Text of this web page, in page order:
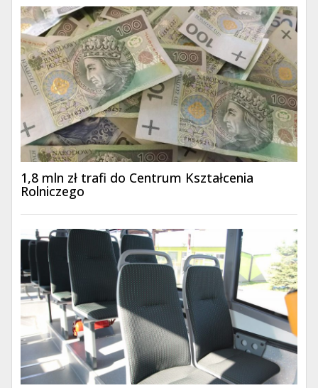
1,8 mln zł trafi do Centrum Kształcenia
Rolniczego